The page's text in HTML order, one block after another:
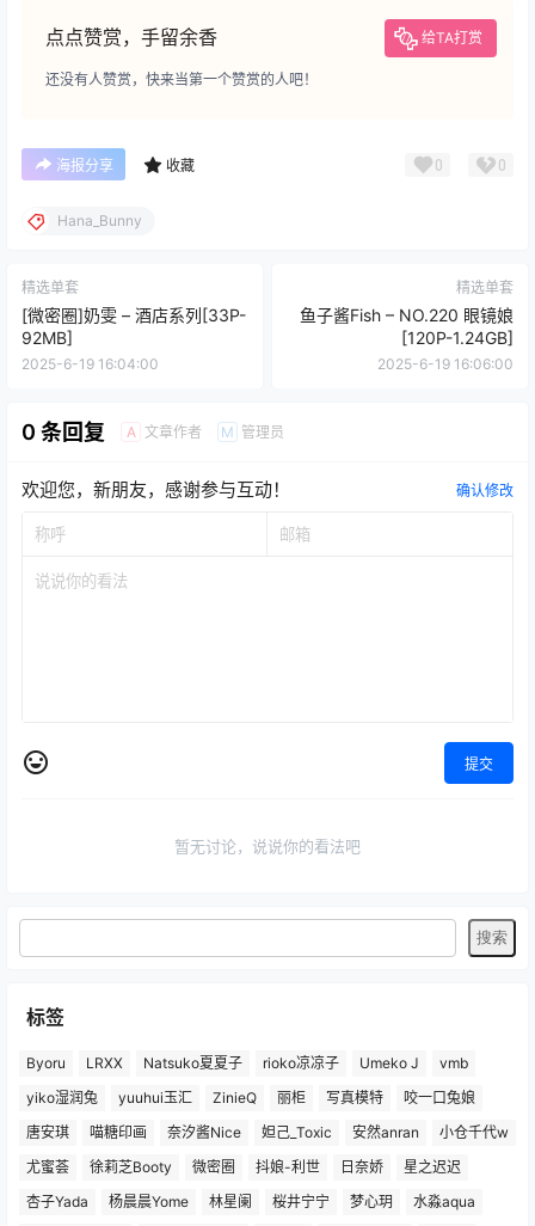
点点赞赏，手留余香 给TA打赏
还没有人赞赏，快来当第一个赞赏的人吧！
海报分享 收藏 0 0
Hana_Bunny
精选单套
[微密圈]奶雯 – 酒店系列[33P-
92MB]
2025-6-19 16:04:00
精选单套
鱼子酱Fish – NO.220 眼镜娘
[120P-1.24GB]
2025-6-19 16:06:00
0 条回复 A 文章作者 M 管理员
欢迎您，新朋友，感谢参与互动！ 确认修改
提交
暂无讨论，说说你的看法吧
标签
Byoru LRXX Natsuko夏夏子 rioko凉凉子 Umeko J
vmb
yiko湿润兔
yuuhui玉汇 ZinieQ 丽柜 写真模特
咬一口兔娘
唐安琪
喵糖印画 奈汐酱Nice 妲己_Toxic 安然anran
小仓千代w
尤蜜荟
徐莉芝Booty 微密圈 抖娘-利世 日奈娇
星之迟迟
杏子Yada
杨晨晨Yome 林星阑 桜井宁宁 梦心玥 水淼aqua